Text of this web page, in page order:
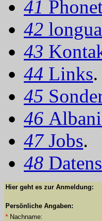
41
42
43
44 Links.
45
46
47 Jobs.
48
Hier geht es zur Anmeldung:
Persönliche Angaben:
* Nachname: